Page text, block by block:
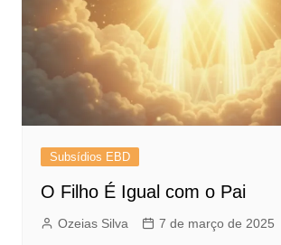
Subsídios EBD
O Filho É Igual com o Pai
Ozeias Silva 7 de março de 2025